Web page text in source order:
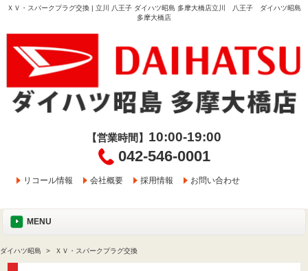
ＸＶ・スパークプラグ交換 | 立川 八王子 ダイハツ昭島 多摩大橋店立川 八王子 ダイハツ昭島
多摩大橋店
【営業時間】 10:00-19:00
042-546-0001
リコール情報 会社概要 採用情報 お問い合わせ
MENU
ダイハツ昭島 ＸＶ・スパークプラグ交換